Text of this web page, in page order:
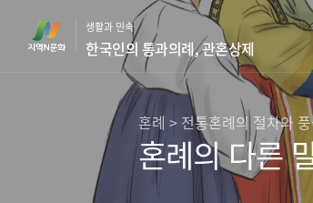
생활과 민속
한국인의 통과의례, 관혼상제
혼례 > 전통혼례의 절차와
혼례의 다른